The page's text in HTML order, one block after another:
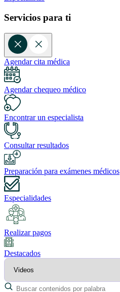
Servicios para ti
Agendar cita médica
Agendar chequeo médico
Encontrar un especialista
Consultar resultados
Preparación para exámenes médicos
Especialidades
Realizar pagos
Destacados